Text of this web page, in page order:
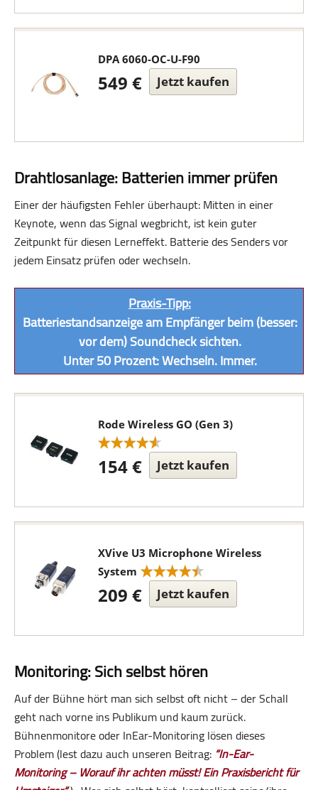
DPA 6060-OC-U-F90
549 € Jetzt kaufen
Drahtlosanlage: Batterien immer prüfen
Einer der häufigsten Fehler überhaupt: Mitten in einer
Keynote, wenn das Signal wegbricht, ist kein guter
Zeitpunkt für diesen Lerneffekt. Batterie des Senders vor
jedem Einsatz prüfen oder wechseln.
Praxis-Tipp:
Batteriestandsanzeige am Empfänger beim (besser:
vor dem) Soundcheck sichten.
Unter 50 Prozent: Wechseln. Immer.
Rode Wireless GO (Gen 3)
154 € Jetzt kaufen
XVive U3 Microphone Wireless
System
209 € Jetzt kaufen
Monitoring: Sich selbst hören
Auf der Bühne hört man sich selbst oft nicht – der Schall
geht nach vorne ins Publikum und kaum zurück.
Bühnenmonitore oder InEar-Monitoring lösen dieses
Problem (lest dazu auch unseren Beitrag: “In-Ear-
Monitoring – Worauf ihr achten müsst! Ein Praxisbericht für